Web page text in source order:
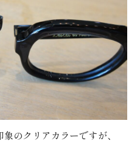
のクリアカラーですが、